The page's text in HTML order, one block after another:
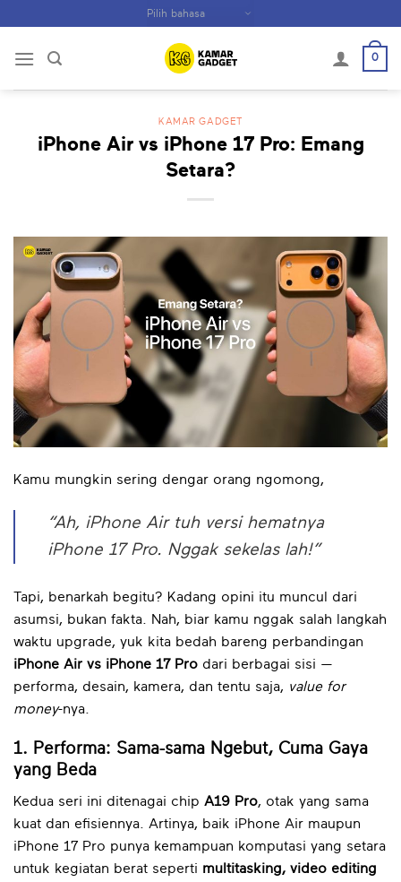
content
0
KAMAR GADGET
iPhone Air vs iPhone 17 Pro: Emang
Setara?
Kamu mungkin sering dengar orang ngomong,
“Ah, iPhone Air tuh versi hematnya
iPhone 17 Pro. Nggak sekelas lah!”
Tapi, benarkah begitu? Kadang opini itu muncul dari
asumsi, bukan fakta. Nah, biar kamu nggak salah langkah
waktu upgrade, yuk kita bedah bareng perbandingan
iPhone Air vs iPhone 17 Pro dari berbagai sisi —
performa, desain, kamera, dan tentu saja, value for
money-nya.
1. Performa: Sama-sama Ngebut, Cuma Gaya
yang Beda
Kedua seri ini ditenagai chip A19 Pro, otak yang sama
kuat dan efisiennya. Artinya, baik iPhone Air maupun
iPhone 17 Pro punya kemampuan komputasi yang setara
untuk kegiatan berat seperti multitasking, video editing